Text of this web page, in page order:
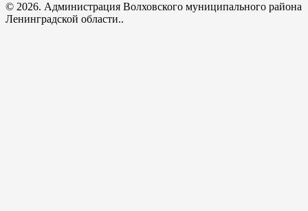
© 2026. Администрация Волховского муниципального района
Ленинградской области..